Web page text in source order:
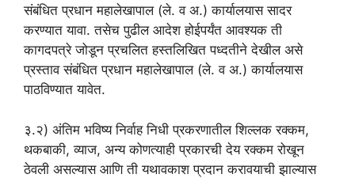
संबंधित प्रधान महालेखापाल (ले. व अ.) कार्यालयास सादर
करण्यात यावा. तसेच पुढील आदेश होईपर्यंत आवश्यक ती
कागदपत्रे जोडून प्रचलित हस्तलिखित पध्दतीने देखील असे
प्रस्ताव संबंधित प्रधान महालेखापाल (ले. व अ.) कार्यालयास
पाठविण्यात यावेत.
३.२) अंतिम भविष्य निर्वाह निधी प्रकरणातील शिल्लक रक्कम,
थकबाकी, व्याज, अन्य कोणत्याही प्रकारची देय रक्कम रोखून
ठेवली असल्यास आणि ती यथावकाश प्रदान करावयाची झाल्यास